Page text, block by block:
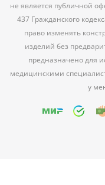
не является публичной
437 Гражданского
право изменять
изделий без
предназначено для
медицинскими
у